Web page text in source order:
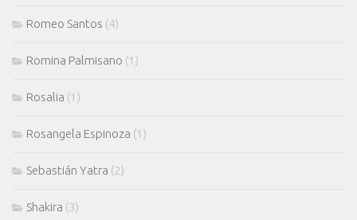
Romeo Santos (4)
Romina Palmisano (1)
Rosalia (1)
Rosangela Espinoza (1)
Sebastián Yatra (2)
Shakira (3)